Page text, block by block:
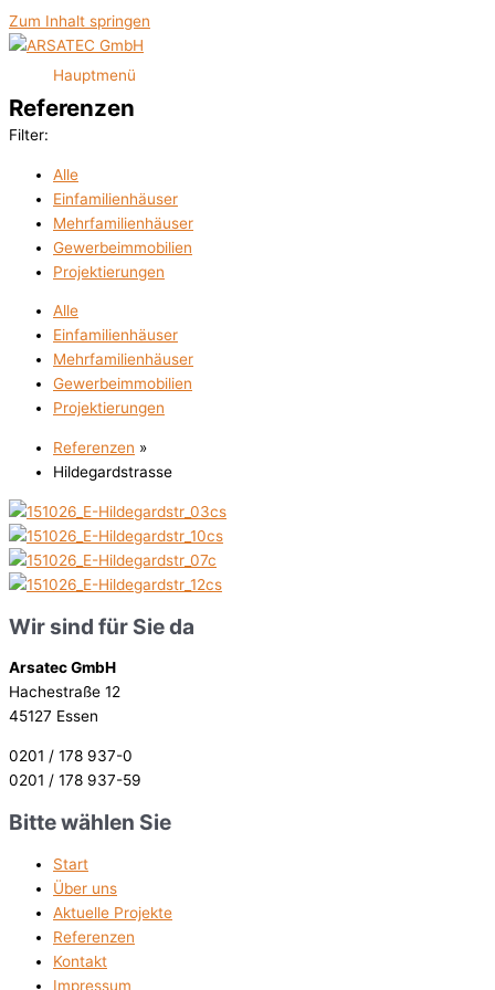
Zum Inhalt springen
Hauptmenü
Referenzen
Filter:
Alle
Einfamilienhäuser
Mehrfamilienhäuser
Gewerbeimmobilien
Projektierungen
Alle
Einfamilienhäuser
Mehrfamilienhäuser
Gewerbeimmobilien
Projektierungen
Referenzen »
Hildegardstrasse
Wir sind für Sie da
Arsatec GmbH
Hachestraße 12
45127 Essen
0201 / 178 937-0
0201 / 178 937-59
Bitte wählen Sie
Start
Über uns
Aktuelle Projekte
Referenzen
Kontakt
Impressum